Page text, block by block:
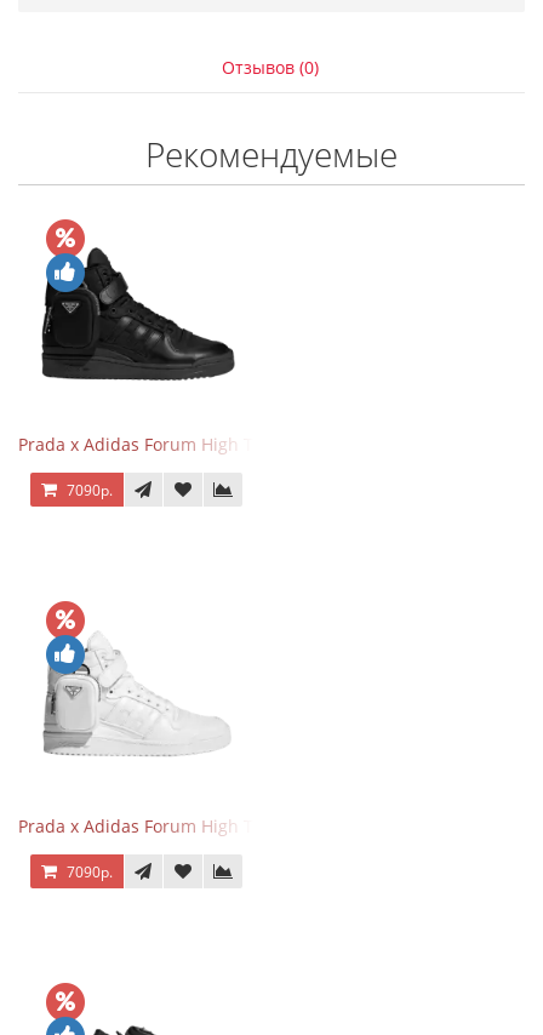
Отзывов (0)
Рекомендуемые
Prada x Adidas Forum High Triple Black
7090р.
Prada x Adidas Forum High Triple White
7090р.